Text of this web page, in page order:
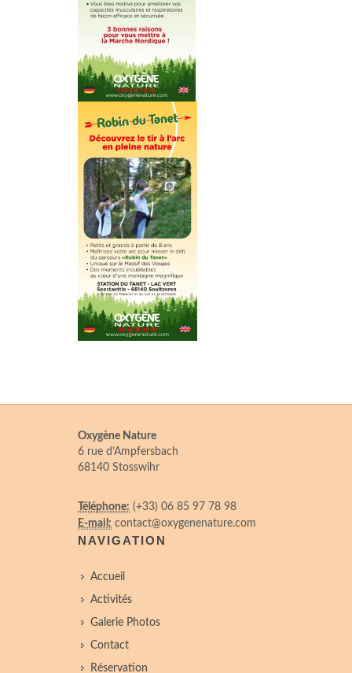
Oxygène Nature
6 rue d’Ampfersbach
68140 Stosswihr
Téléphone: (+33) 06 85 97 78 98
E-mail: contact@oxygenenature.com
NAVIGATION
Accueil
Activités
Galerie Photos
Contact
Réservation